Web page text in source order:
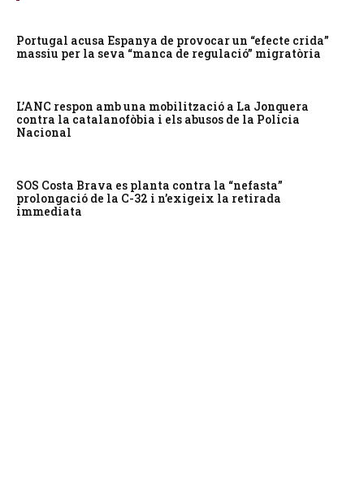
Portugal acusa Espanya de provocar un “efecte crida”
massiu per la seva “manca de regulació” migratòria
L’ANC respon amb una mobilització a La Jonquera
contra la catalanofòbia i els abusos de la Policia
Nacional
SOS Costa Brava es planta contra la “nefasta”
prolongació de la C-32 i n’exigeix la retirada
immediata